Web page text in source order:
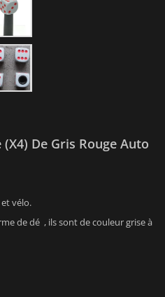
De Gris Rouge Auto
vélo.
de dé , ils sont de couleur grise à